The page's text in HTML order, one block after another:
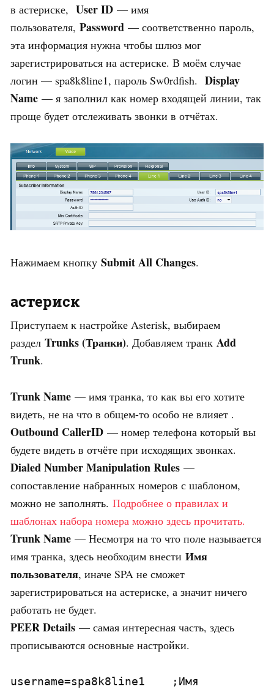
в астериске, User ID — имя
пользователя, Password — соответственно пароль,
эта информация нужна чтобы шлюз мог
зарегистрироваться на астериске. В моём случае
логин — spa8k8line1, пароль Sw0rdfish. Display
Name — я заполнил как номер входящей линии, так
проще будет отслеживать звонки в отчётах.
Нажимаем кнопку Submit All Changes.
астериск
Приступаем к настройке Asterisk, выбираем
раздел Trunks (Транки). Добавляем транк Add
Trunk.
Trunk Name — имя транка, то как вы его хотите
видеть, не на что в общем-то особо не влияет .
Outbound CallerID — номер телефона который вы
будете видеть в отчёте при исходящих звонках.
Dialed Number Manipulation Rules —
сопоставление набранных номеров с шаблоном,
можно не заполнять. Подробнее о правилах и
шаблонах набора номера можно здесь прочитать.
Trunk Name — Несмотря на то что поле называется
имя транка, здесь необходим внести Имя
пользователя, иначе SPA не сможет
зарегистрироваться на астериске, а значит ничего
работать не будет.
PEER Details — самая интересная часть, здесь
прописываются основные настройки.
username=spa8k8line1	;Имя